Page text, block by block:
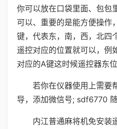
你可以放在口袋里面、包包
可以、重要的是能方便操作
键，代表东，南，西，北四
遥控对应的位置就可以，例
对应的A键这时候遥控器东
若你在仪器使用上需要
导，添加微信号; sdf6770 随
内江普通麻将机免安装